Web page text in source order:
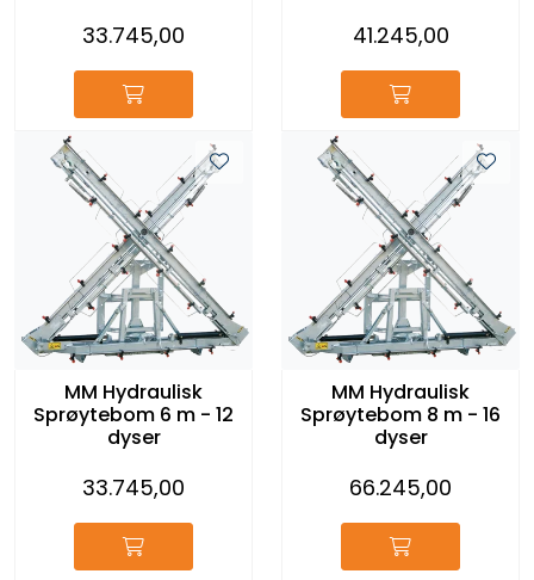
33.745,00 41.245,00
MM Hydraulisk
Sprøytebom 6 m - 12
dyser
33.745,00
MM Hydraulisk
Sprøytebom 8 m - 16
dyser
66.245,00